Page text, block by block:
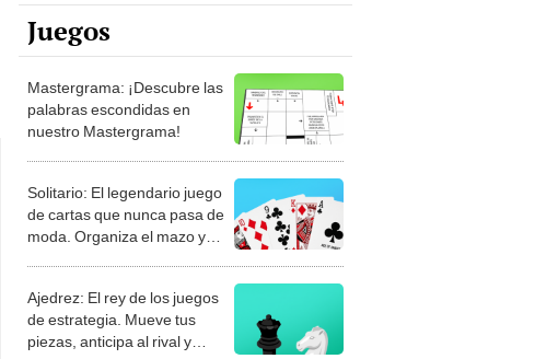
Juegos
Mastergrama: ¡Descubre las
palabras escondidas en
nuestro Mastergrama!
Solitario: El legendario juego
de cartas que nunca pasa de
moda. Organiza el mazo y
Ajedrez: El rey de los juegos
de estrategia. Mueve tus
piezas, anticipa al rival y